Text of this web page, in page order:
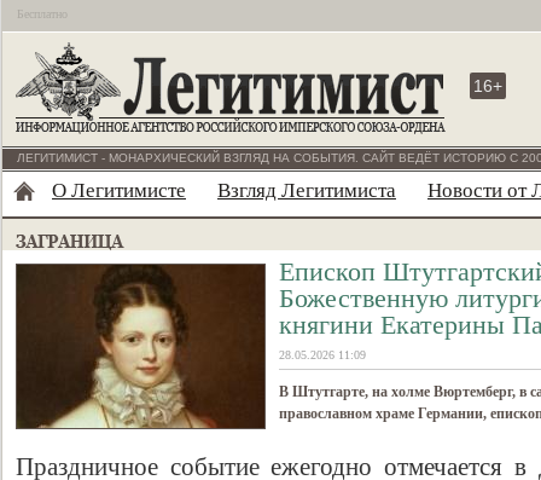
Бесплатно
16+
ЛЕГИТИМИСТ - МОНАРХИЧЕСКИЙ ВЗГЛЯД НА СОБЫТИЯ. САЙТ ВЕДЁТ ИСТОРИЮ С
О Легитимисте Взгляд Легитимиста Новости от
Епископ
Божественную
княгини Екатерины
28.05.2026 11:09
В Штутгарте, на холме Вюртемберг, в
православном храме Германии,
Праздничное событие ежегодно отмечается